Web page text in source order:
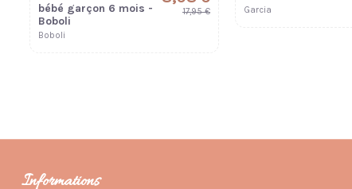
bébé garçon 6 mois -
Boboli
Boboli
17,95 € Garcia
Informations